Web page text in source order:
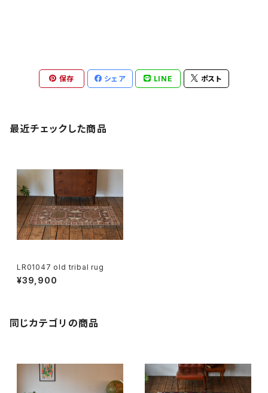
保存 シェア LINE ポスト
最近チェックした商品
LR01047 old tribal rug
¥39,900
同じカテゴリの商品